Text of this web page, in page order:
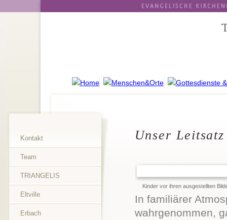
Kontakt
Team
TRIANGELIS
Eltville
Erbach
Unser Leitsatz
Kinder vor ihren ausgestellten
In familiärer
wahrgenommen,